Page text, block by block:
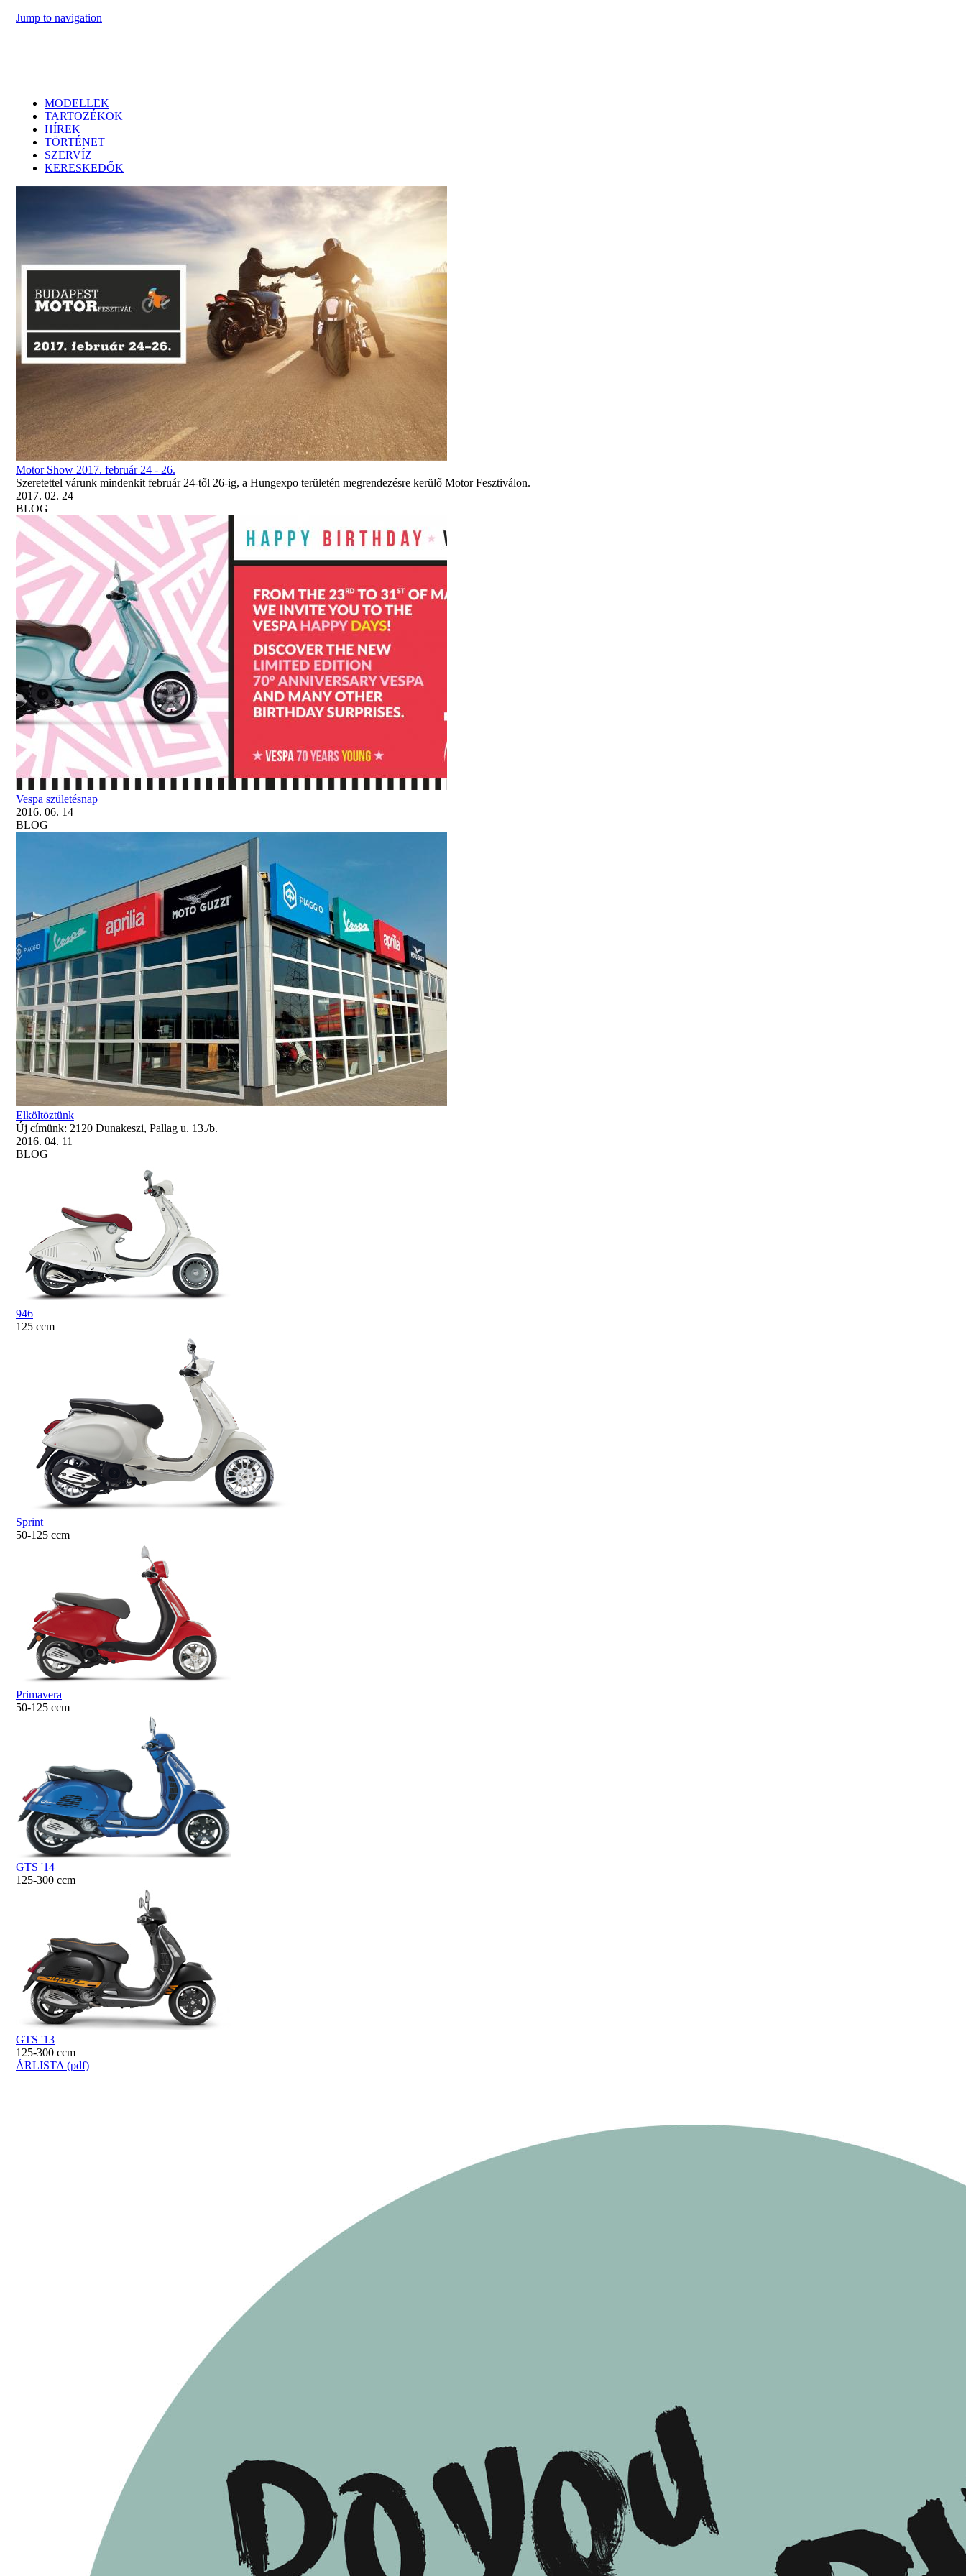
Jump to navigation
MODELLEK
TARTOZÉKOK
HÍREK
TÖRTÉNET
SZERVÍZ
KERESKEDŐK
Motor Show 2017. február 24 - 26.
Szeretettel várunk mindenkit február 24-től 26-ig, a Hungexpo területén megrendezésre kerülő Motor Fesztiválon.
2017. 02. 24
BLOG
Vespa születésnap
2016. 06. 14
BLOG
Elköltöztünk
Új címünk: 2120 Dunakeszi, Pallag u. 13./b.
2016. 04. 11
BLOG
946
125 ccm
Sprint
50-125 ccm
Primavera
50-125 ccm
GTS '14
125-300 ccm
GTS '13
125-300 ccm
ÁRLISTA (pdf)